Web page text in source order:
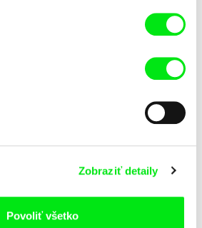
Zobraziť detaily
Povoliť všetko
Pat a Mat: Koberec